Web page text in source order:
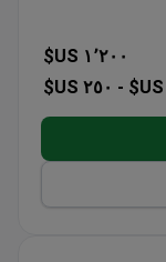
١٬٢٠٠ US$
٢٥٠ US$